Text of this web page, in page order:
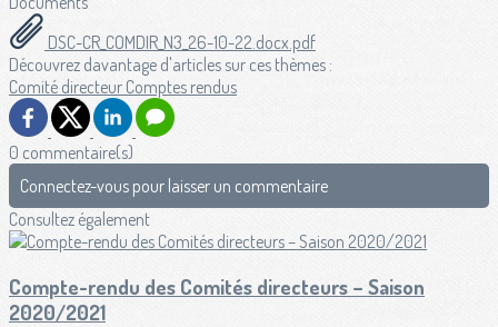
DSC-CR_COMDIR_N3_26-10-22.docx.pdf
Découvrez davantage d'articles sur ces thèmes :
Comité directeur Comptes rendus
0 commentaire(s)
Connectez-vous pour laisser un commentaire
Consultez également
Compte-rendu des Comités directeurs – Saison
2020/2021